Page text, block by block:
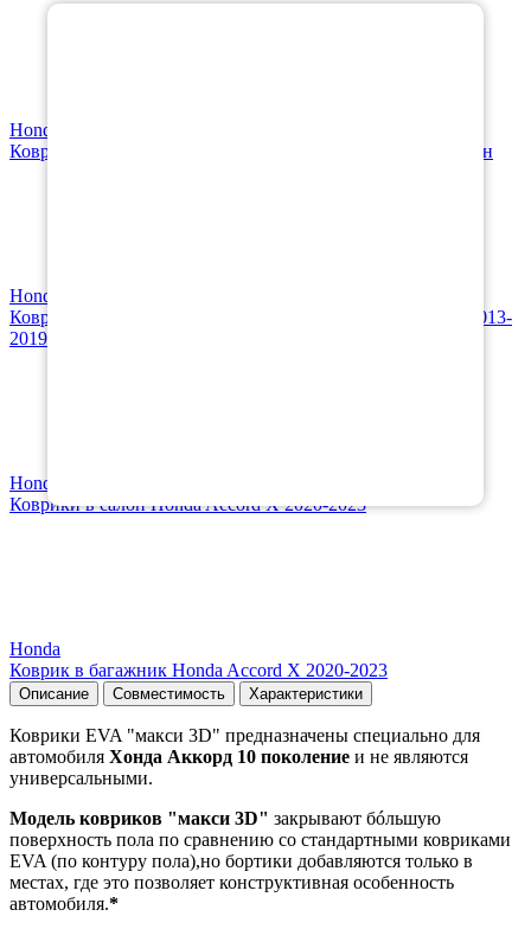
Honda
Коврик в багажник Honda Accord IX седан 2013-2019 седан
Honda
Коврик в багажник Honda Accord IX седан правый руль 2013-
2019 седан
Honda
Коврики в салон Honda Accord X 2020-2023
Honda
Коврик в багажник Honda Accord X 2020-2023
Описание Совместимость Характеристики
Коврики EVA "макси 3D" предназначены специально для
автомобиля Хонда Аккорд 10 поколение и не являются
универсальными.
Модель ковриков "макси 3D" закрывают бóльшую
поверхность пола по сравнению со стандартными ковриками
EVA (по контуру пола),но бортики добавляются только в
местах, где это позволяет конструктивная особенность
автомобиля.*